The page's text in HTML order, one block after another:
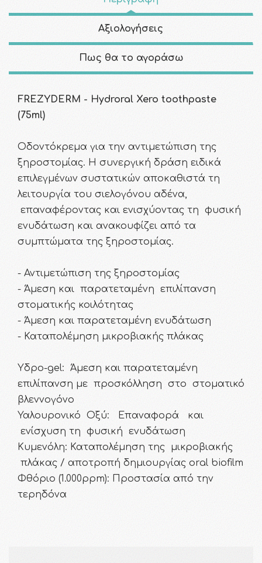
Αξιολογήσεις
Πως θα το αγοράσω
FREZYDERM - Hydroral Xero toothpaste
(75ml)
Οδοντόκρεμα για την αντιμετώπιση της
ξηροστομίας. Η συνεργική δράση ειδικά
επιλεγμένων συστατικών αποκαθιστά τη
λειτουργία του σιελογόνου αδένα,
επαναφέροντας και ενισχύοντας τη φυσική
ενυδάτωση και ανακουφίζει από τα
συμπτώματα της ξηροστομίας.
- Αντιμετώπιση της ξηροστομίας
- Άμεση και παρατεταμένη επιλίπανση
στοματικής κοιλότητας
- Άμεση και παρατεταμένη ενυδάτωση
- Καταπολέμηση μικροβιακής πλάκας
Υδρο-gel: Άμεση και παρατεταμένη
επιλίπανση με προσκόλληση στο στοματικό
βλεννογόνο
Υαλουρονικό Οξύ: Επαναφορά και
ενίσχυση τη φυσική ενυδάτωση
Κυμενόλη: Καταπολέμηση της μικροβιακής
πλάκας / αποτροπή δημιουργίας oral biofilm
Φθόριο (1.000ppm): Προστασία από την
τερηδόνα